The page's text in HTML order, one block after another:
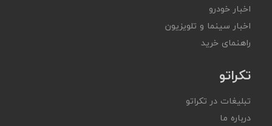
اخبار خودرو
اخبار سینما و تلویزیون
راهنمای خرید
تکراتو
تبلیغات در تکراتو
درباره ما